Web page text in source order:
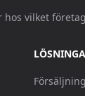
hos vilket